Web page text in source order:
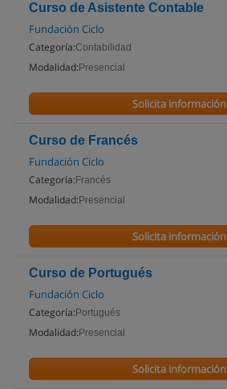
Curso de Asistente Contable
Fundación Ciclo
Categoría:Contabilidad
Modalidad: Presencial
Solicita información
Curso de Francés
Fundación Ciclo
Categoría: Francés
Modalidad: Presencial
Solicita información
Curso de Portugués
Fundación Ciclo
Categoría: Portugués
Modalidad: Presencial
Solicita información